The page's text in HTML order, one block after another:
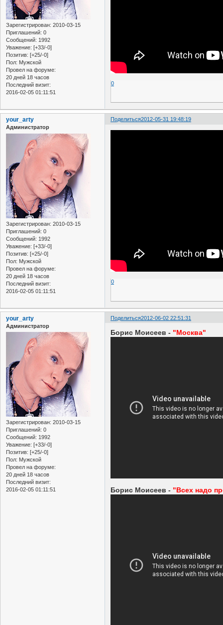
Зарегистрирован: 2010-03-15
Приглашений: 0
Сообщений: 1992
Уважение: [+33/-0]
Позитив: [+25/-0]
Пол: Мужской
Провел на форуме:
20 дней 18 часов
Последний визит:
2016-02-05 01:11:51
0
Поделиться2012-05-31 19:48:19
your_arty
Администратор
Зарегистрирован: 2010-03-15
Приглашений: 0
Сообщений: 1992
Уважение: [+33/-0]
Позитив: [+25/-0]
Пол: Мужской
Провел на форуме:
20 дней 18 часов
Последний визит:
2016-02-05 01:11:51
0
Поделиться2012-06-02 22:51:31
your_arty
Администратор
Зарегистрирован: 2010-03-15
Приглашений: 0
Сообщений: 1992
Уважение: [+33/-0]
Позитив: [+25/-0]
Пол: Мужской
Провел на форуме:
20 дней 18 часов
Последний визит:
2016-02-05 01:11:51
Борис Моисеев - "Москва"
Борис Моисеев - "Всех надо